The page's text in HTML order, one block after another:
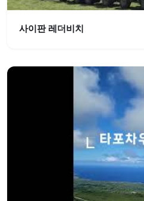
사이판 레더비치